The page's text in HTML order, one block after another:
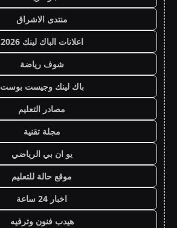
منتدى الاشراق
اعلانات الباك لينك 2026
شوف رياضة
باك لينك وجيست بوست
مصادر التعليم
مجلة تقنية
يو ان بي الرياضي
موقع حالة للتعليم
اخبار 24 ساعة
هيدب فنون وترفيه